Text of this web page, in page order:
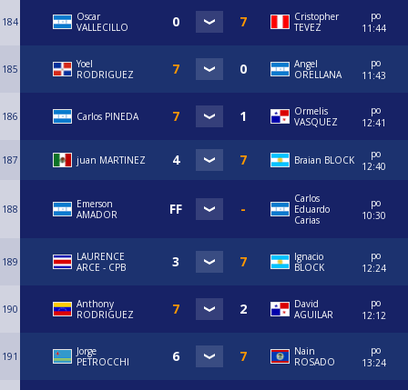
184
Oscar
VALLECILLO
Cristopher
TEVEZ
po
11:44
185
Yoel
RODRIGUEZ
Angel
ORELLANA
po
11:43
186 Carlos PINEDA
Ormelis
VASQUEZ
po
12:41
187 juan MARTINEZ Braian BLOCK
po
12:40
188
Emerson
AMADOR
Carlos
Eduardo
Carias
po
10:30
189
LAURENCE
ARCE - CPB
Ignacio
BLOCK
po
12:24
190
Anthony
RODRIGUEZ
David
AGUILAR
po
12:12
191
Jorge
PETROCCHI
Nain
ROSADO
po
13:24